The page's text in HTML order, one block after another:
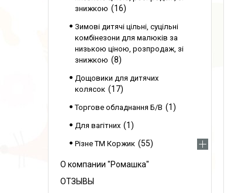
знижкою
16
Зимові дитячі цільні, суцільні
комбінезони для малюків за
низькою ціною, розпродаж, зі
знижкою
8
Дощовики для дитячих
колясок
17
Торгове обладнання Б/В 1
Для вагітних 1
Різне ТМ Коржик 55
О компании "Ромашка"
ОТЗЫВЫ